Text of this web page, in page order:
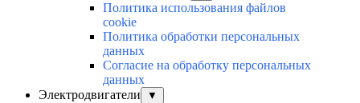
Политика использования файлов
cookie
Политика обработки персональных
данных
Согласие на обработку персональных
данных
Электродвигатели
▼